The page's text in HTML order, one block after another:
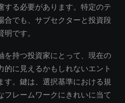
する必要があります。特定のテ
合でも、サブセクターと投資段
です。
を持つ投資家にとって、現在の
に見えるかもしれないエント
す。鍵は、選択基準における規
フレームワークにきれいに当て